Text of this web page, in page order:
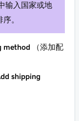
输入国家或地
。
method （添加配
shipping